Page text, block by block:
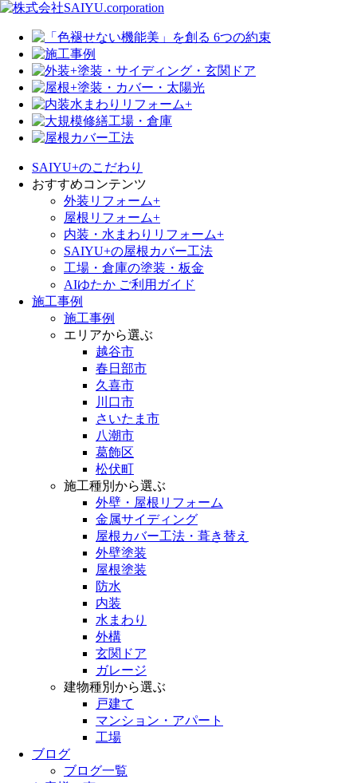
SAIYU+のこだわり
おすすめコンテンツ
外装リフォーム+
屋根リフォーム+
内装・水まわりリフォーム+
SAIYU+の屋根カバー工法
工場・倉庫の塗装・板金
AIゆたか ご利用ガイド
施工事例
施工事例
エリアから選ぶ
越谷市
春日部市
久喜市
川口市
さいたま市
八潮市
葛飾区
松伏町
施工種別から選ぶ
外壁・屋根リフォーム
金属サイディング
屋根カバー工法・葺き替え
外壁塗装
屋根塗装
防水
内装
水まわり
外構
玄関ドア
ガレージ
建物種別から選ぶ
戸建て
マンション・アパート
工場
ブログ
ブログ一覧